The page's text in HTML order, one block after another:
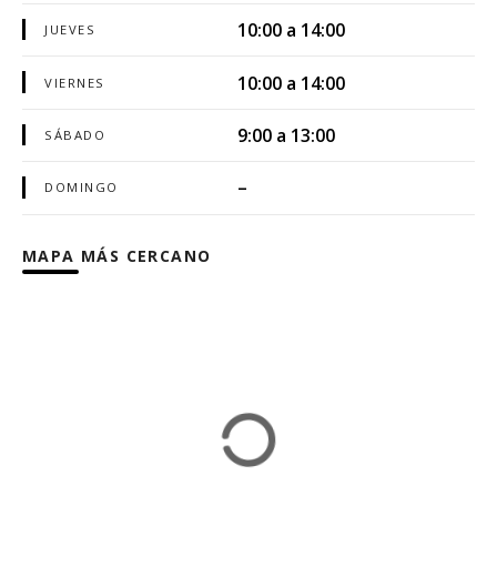
JUEVES 10:00 a 14:00
VIERNES 10:00 a 14:00
SÁBADO 9:00 a 13:00
DOMINGO –
MAPA MÁS CERCANO